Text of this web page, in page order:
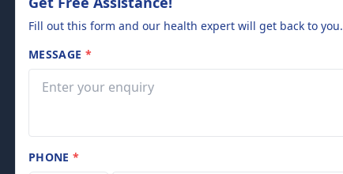
Fill out this form and our health expert will get back to you.
MESSAGE *
PHONE*